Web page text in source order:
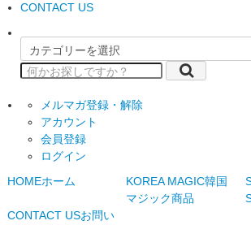
CONTACT US
メルマガ登録・解除
アカウント
会員登録
ログイン
HOMEホーム KOREA MAGIC韓国
マジック商品
CONTACT USお問い